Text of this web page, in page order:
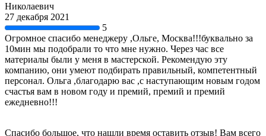
Николаевич
27 декабря 2021
5
Огромное спасибо менеджеру ,Ольге, Москва!!!буквально за
10мин мы подобрали то что мне нужно. Через час все
материалы были у меня в мастерской. Рекомендую эту
компанию, они умеют подбирать правильный, компетентный
персонал. Ольга ,благодарю вас ,с наступающим новым годом
счастья вам в новом году и премий, премий и премий
ежедневно!!!
Спасибо большое, что нашли время оставить отзыв! Вам всего